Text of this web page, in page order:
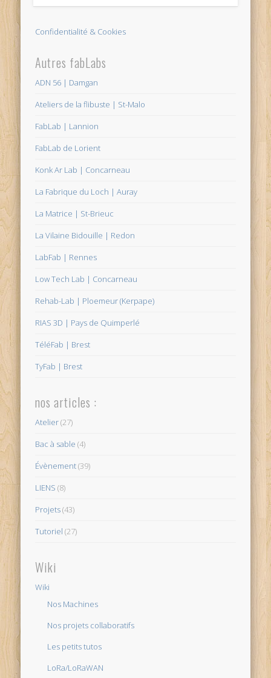
Confidentialité & Cookies
Autres fabLabs
ADN 56 | Damgan
Ateliers de la flibuste | St-Malo
FabLab | Lannion
FabLab de Lorient
Konk Ar Lab | Concarneau
La Fabrique du Loch | Auray
La Matrice | St-Brieuc
La Vilaine Bidouille | Redon
LabFab | Rennes
Low Tech Lab | Concarneau
Rehab-Lab | Ploemeur (Kerpape)
RIAS 3D | Pays de Quimperlé
TéléFab | Brest
TyFab | Brest
nos articles :
Atelier(27)
Bac à sable (4)
Évènement(39)
LIENS (8)
Projets(43)
Tutoriel (27)
Wiki
Wiki
Nos Machines
Nos projets collaboratifs
Les petits tutos
LoRa/LoRaWAN